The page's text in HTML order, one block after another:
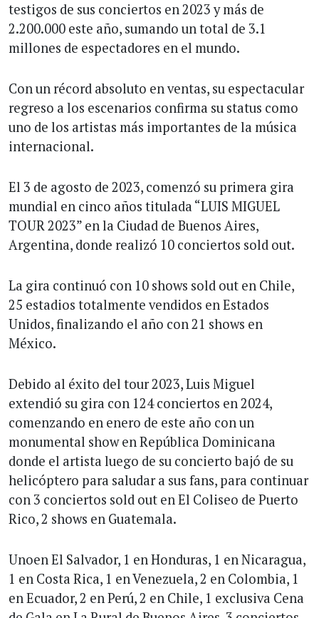
testigos de sus conciertos en 2023 y más de
2.200.000 este año, sumando un total de 3.1
millones de espectadores en el mundo.
Con un récord absoluto en ventas, su espectacular
regreso a los escenarios confirma su status como
uno de los artistas más importantes de la música
internacional.
El 3 de agosto de 2023, comenzó su primera gira
mundial en cinco años titulada “LUIS MIGUEL
TOUR 2023” en la Ciudad de Buenos Aires,
Argentina, donde realizó 10 conciertos sold out.
La gira continuó con 10 shows sold out en Chile,
25 estadios totalmente vendidos en Estados
Unidos, finalizando el año con 21 shows en
México.
Debido al éxito del tour 2023, Luis Miguel
extendió su gira con 124 conciertos en 2024,
comenzando en enero de este año con un
monumental show en República Dominicana
donde el artista luego de su concierto bajó de su
helicóptero para saludar a sus fans, para continuar
con 3 conciertos sold out en El Coliseo de Puerto
Rico, 2 shows en Guatemala.
Unoen El Salvador, 1 en Honduras, 1 en Nicaragua,
1 en Costa Rica, 1 en Venezuela, 2 en Colombia, 1
en Ecuador, 2 en Perú, 2 en Chile, 1 exclusiva Cena